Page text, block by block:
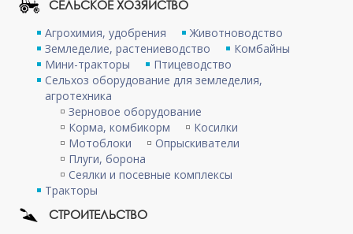
СЕЛЬСКОЕ ХОЗЯЙСТВО
Агрохимия, удобрения
Животноводство
Земледелие, растениеводство
Комбайны
Мини-тракторы
Птицеводство
Сельхоз оборудование для земледелия,
агротехника
Зерновое оборудование
Корма, комбикорм
Косилки
Мотоблоки
Опрыскиватели
Плуги, борона
Сеялки и посевные комплексы
Тракторы
СТРОИТЕЛЬСТВО